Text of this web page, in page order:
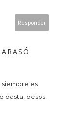
Responder
siempre es
pasta, besos!